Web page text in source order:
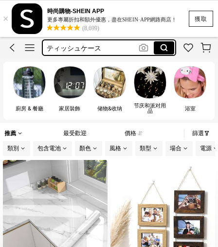
獲取
×
時尚購物-SHEIN APP
更多專屬折扣和額外優惠，盡在SHEIN·APP網路商店！
(8,699)
motf
stickers
ダイヤモンドアート
ティッシュケース
motf
廚房 & 餐廳 家居裝飾 储物&收纳 节庆和派对用
品 浴室
推薦 最受歡迎 價格 篩選
類別 包含電池 顏色 風格 類型 場合 電源